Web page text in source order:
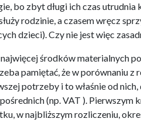
bo zbyt długi ich czas
rodzinie, a czasem wręcz
dzieci). Czy nie jest więc
środków materialnych
pamiętać, że w porównaniu z
potrzeby i to właśnie od
(np. VAT ). Pierwszym
w najbliższym rozliczeniu,